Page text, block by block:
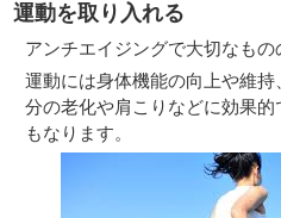
運動を取り入れる
アンチエイジングで大切なもの
運動には身体機能の向上や維
分の老化や肩こりなどに効果
もなります。